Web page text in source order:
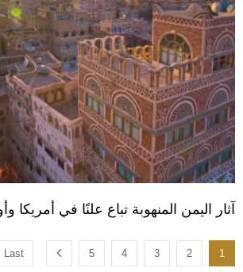
آثار اليمن المنهوبة تباع علنًا في أمريكا
1
2
3
4
5
Last